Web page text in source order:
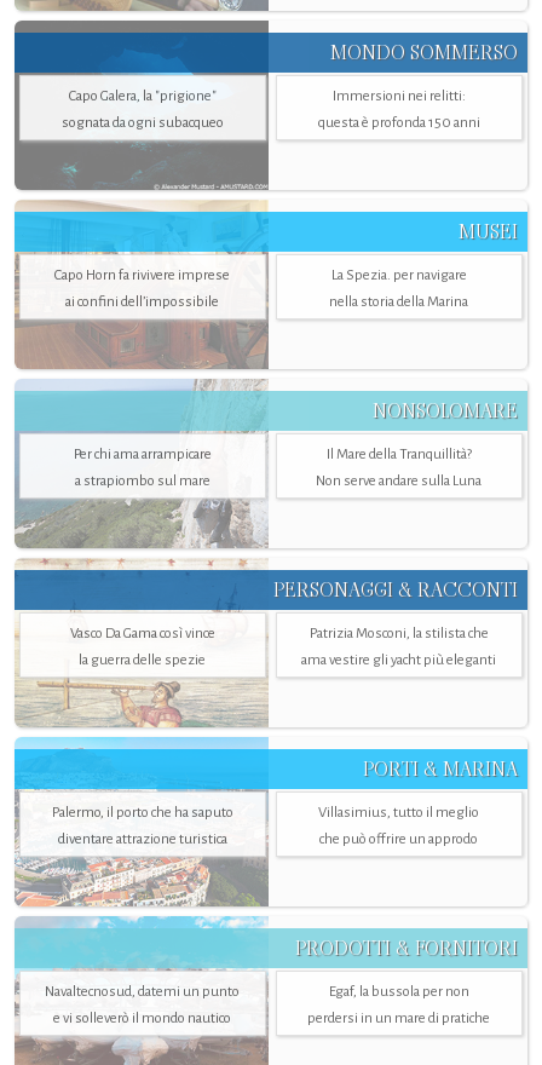
MONDO SOMMERSO
Capo Galera, la "prigione"
sognata da ogni subacqueo
Immersioni nei relitti:
questa è profonda 150 anni
MUSEI
Capo Horn fa rivivere imprese
ai confini dell’impossibile
La Spezia. per navigare
nella storia della Marina
NONSOLOMARE
Per chi ama arrampicare
a strapiombo sul mare
Il Mare della Tranquillità?
Non serve andare sulla Luna
PERSONAGGI & RACCONTI
Vasco Da Gama così vince
la guerra delle spezie
Patrizia Mosconi, la stilista che
ama vestire gli yacht più eleganti
PORTI & MARINA
Palermo, il porto che ha saputo
diventare attrazione turistica
Villasimius, tutto il meglio
che può offrire un approdo
PRODOTTI & FORNITORI
Navaltecnosud, datemi un punto
e vi solleverò il mondo nautico
Egaf, la bussola per non
perdersi in un mare di pratiche